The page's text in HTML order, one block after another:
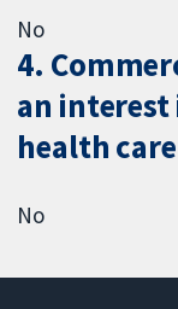
No
4.
an
health
No